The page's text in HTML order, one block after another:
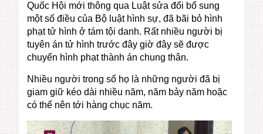
Quốc Hội mới thông qua Luật sửa đổi bổ sung
một số điều của Bộ luật hình sự, đã bãi bỏ hình
phạt tử hình ở tám tội danh. Rất nhiều người bị
tuyên án tử hình trước đây giờ đây sẽ được
chuyển hình phạt thành án chung thân.
Nhiều người trong số họ là những người đã bị
giam giữ kéo dài nhiều năm, năm bảy năm hoặc
có thể nên tới hàng chục năm.